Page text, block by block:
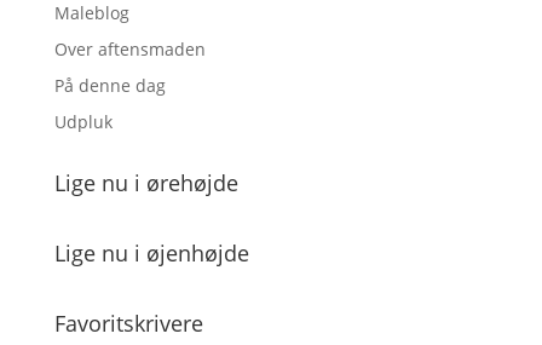
Maleblog
Over aftensmaden
På denne dag
Udpluk
Lige nu i ørehøjde
Lige nu i øjenhøjde
Favoritskrivere